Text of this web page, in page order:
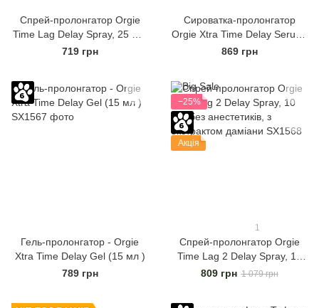
Спрей-пролонгатор Orgie
Time Lag Delay Spray, 25 мл,
без анестетиків, з
719 грн
Сироватка-пролонгатор
Orgie Xtra Time Delay Serum,
15 мл, без анестетиків, на
869 грн
Гель-пролонгатор - Orgie
Xtra Time Delay Gel (15 мл )
789 грн
−25%
Акція
1
Спрей-пролонгатор Orgie
Time Lag 2 Delay Spray, 10
мл, без анестетиків, з
809 грн 1 079 грн